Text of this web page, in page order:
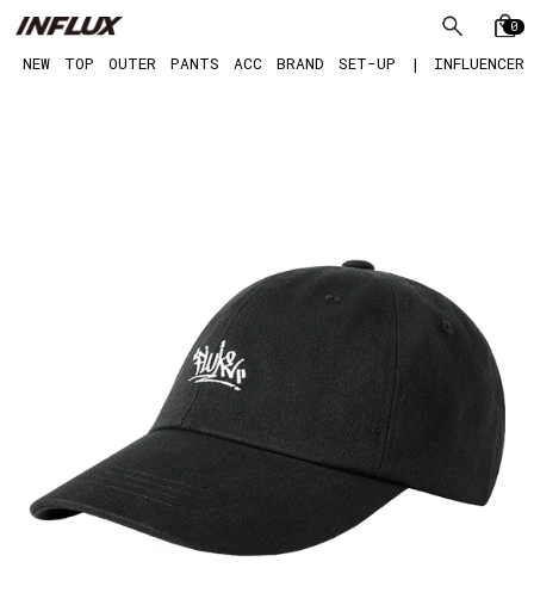
0
NEW TOP OUTER PANTS ACC BRAND SET-UP | INFLUENCER